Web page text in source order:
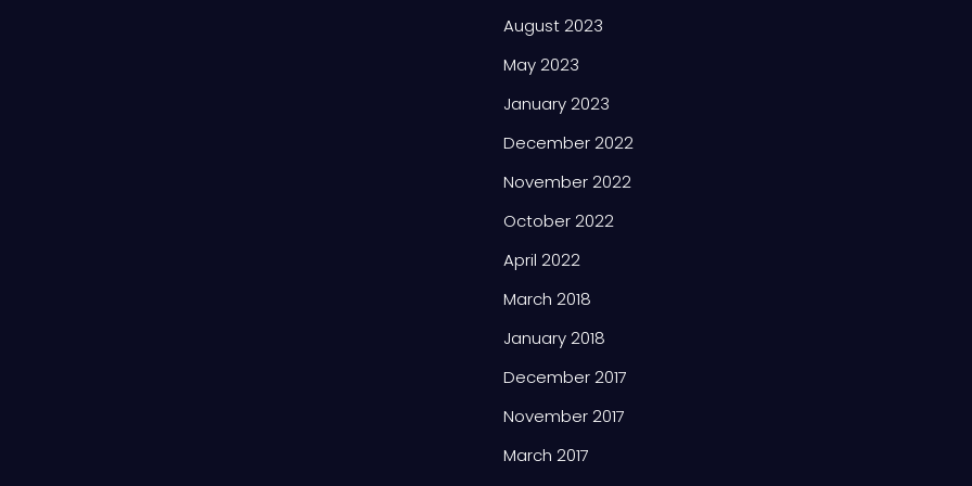
August 2023
May 2023
January 2023
December 2022
November 2022
October 2022
April 2022
March 2018
January 2018
December 2017
November 2017
March 2017